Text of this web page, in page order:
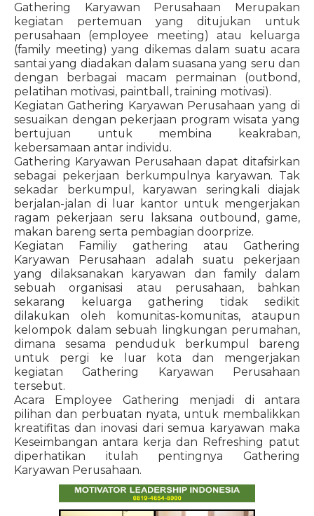
Gathering Karyawan Perusahaan Merupakan
kegiatan pertemuan yang ditujukan untuk
perusahaan (employee meeting) atau keluarga
(family meeting) yang dikemas dalam suatu acara
santai yang diadakan dalam suasana yang seru dan
dengan berbagai macam permainan (outbond,
pelatihan motivasi, paintball, training motivasi).
Kegiatan Gathering Karyawan Perusahaan yang di
sesuaikan dengan pekerjaan program wisata yang
bertujuan untuk membina keakraban,
kebersamaan antar individu.
Gathering Karyawan Perusahaan dapat ditafsirkan
sebagai pekerjaan berkumpulnya karyawan. Tak
sekadar berkumpul, karyawan seringkali diajak
berjalan-jalan di luar kantor untuk mengerjakan
ragam pekerjaan seru laksana outbound, game,
makan bareng serta pembagian doorprize.
Kegiatan Familiy gathering atau Gathering
Karyawan Perusahaan adalah suatu pekerjaan
yang dilaksanakan karyawan dan family dalam
sebuah organisasi atau perusahaan, bahkan
sekarang keluarga gathering tidak sedikit
dilakukan oleh komunitas-komunitas, ataupun
kelompok dalam sebuah lingkungan perumahan,
dimana sesama penduduk berkumpul bareng
untuk pergi ke luar kota dan mengerjakan
kegiatan Gathering Karyawan Perusahaan
tersebut.
Acara Employee Gathering menjadi di antara
pilihan dan perbuatan nyata, untuk membalikkan
kreatifitas dan inovasi dari semua karyawan maka
Keseimbangan antara kerja dan Refreshing patut
diperhatikan itulah pentingnya Gathering
Karyawan Perusahaan.